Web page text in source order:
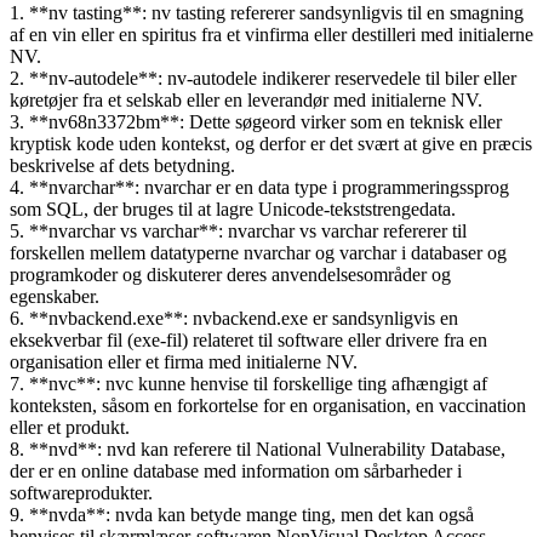
1. **nv tasting**: nv tasting refererer sandsynligvis til en smagning
af en vin eller en spiritus fra et vinfirma eller destilleri med initialerne
NV.
2. **nv-autodele**: nv-autodele indikerer reservedele til biler eller
køretøjer fra et selskab eller en leverandør med initialerne NV.
3. **nv68n3372bm**: Dette søgeord virker som en teknisk eller
kryptisk kode uden kontekst, og derfor er det svært at give en præcis
beskrivelse af dets betydning.
4. **nvarchar**: nvarchar er en data type i programmeringssprog
som SQL, der bruges til at lagre Unicode-tekststrengedata.
5. **nvarchar vs varchar**: nvarchar vs varchar refererer til
forskellen mellem datatyperne nvarchar og varchar i databaser og
programkoder og diskuterer deres anvendelsesområder og
egenskaber.
6. **nvbackend.exe**: nvbackend.exe er sandsynligvis en
eksekverbar fil (exe-fil) relateret til software eller drivere fra en
organisation eller et firma med initialerne NV.
7. **nvc**: nvc kunne henvise til forskellige ting afhængigt af
konteksten, såsom en forkortelse for en organisation, en vaccination
eller et produkt.
8. **nvd**: nvd kan referere til National Vulnerability Database,
der er en online database med information om sårbarheder i
softwareprodukter.
9. **nvda**: nvda kan betyde mange ting, men det kan også